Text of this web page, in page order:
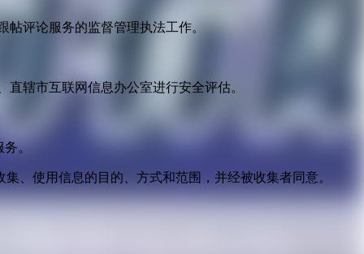
评论服务的监督管理执法工作。
辖市互联网信息办公室进行安全评估。
。
、使用信息的目的、方式和范围，并经被收集者同意。